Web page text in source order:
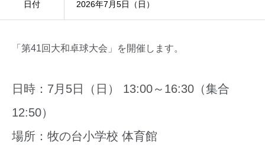
日付 2026年7月5日（日）
「第41回大和卓球大会」を開催します。
日時：7月5日（日） 13:00～16:30（集合
12:50）
場所：牧の台小学校 体育館